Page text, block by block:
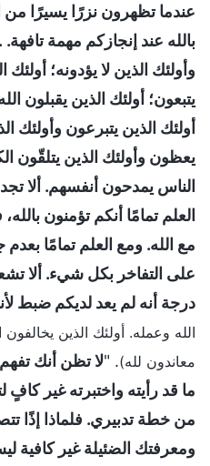
عندما تظهرون نزرًا يسيرًا
بالله عند إنجازكم مهمة
وأولئك الذين لا يؤدونه؛
يتبعون؛ أولئك الذين يقبلون
أولئك الذين يتبرعون وأولئك
يعظون وأولئك الذين يتلقّون
الناس يمدحون أنفسهم. ألا
العلم تمامًا أنكم تؤمنون
مع الله. ومع العلم تمامًا
على التفاخر بكل شيء. ألا
درجة أنه لم يعد لديكم ضبط
الله وعمله. أولئك الذين
معاندون لله). "لا تظن أنك
ما قد رأيته واختبرته غير
من خطة تدبيري. فلماذا إذًا
ومعرفتك الضئيلة غير كافية